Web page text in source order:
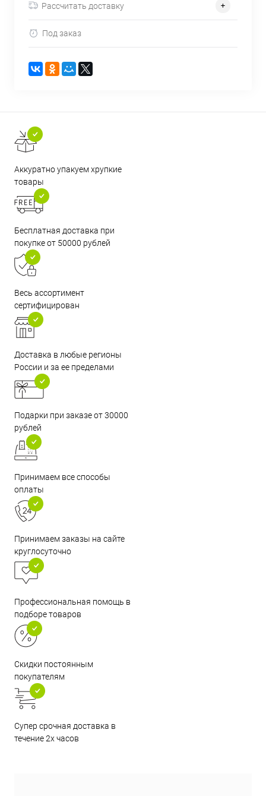
Рассчитать доставку
Под заказ
Аккуратно упакуем хрупкие
товары
Бесплатная доставка при
покупке от 50000 рублей
Весь ассортимент
сертифицирован
Доставка в любые регионы
России и за ее пределами
Подарки при заказе от 30000
рублей
Принимаем все способы
оплаты
Принимаем заказы на сайте
круглосуточно
Профессиональная помощь в
подборе товаров
Скидки постоянным
покупателям
Супер срочная доставка в
течение 2х часов